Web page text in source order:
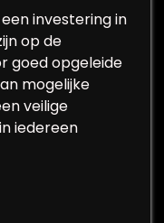
investering in
op de
goed opgeleide
mogelijke
veilige
iedereen